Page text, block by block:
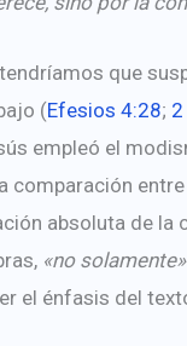
que
(Efesios 4:28;
empleó el
comparación
absoluta de
«no solamente»
el énfasis del